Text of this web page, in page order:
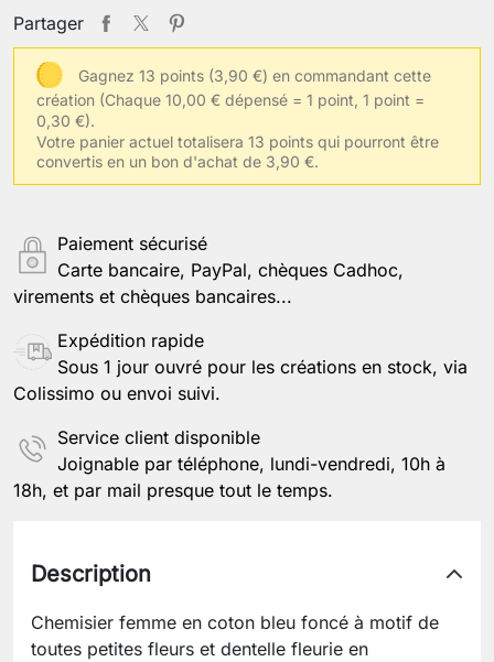
Votre tour de biceps contracté
Votre taille de vêtements habituelle
Enregistrer la personnalisation
Partager
Gagnez 13 points (3,90 €) en commandant cette
création (Chaque 10,00 € dépensé = 1 point, 1 point =
0,30 €).
Votre panier actuel totalisera 13 points qui pourront être
convertis en un bon d'achat de 3,90 €.
Paiement sécurisé
Carte bancaire, PayPal, chèques Cadhoc,
virements et chèques bancaires...
Expédition rapide
Sous 1 jour ouvré pour les créations en stock, via
Colissimo ou envoi suivi.
Service client disponible
Joignable par téléphone, lundi-vendredi, 10h à
18h, et par mail presque tout le temps.
Description
Chemisier femme en coton bleu foncé à motif de
toutes petites fleurs et dentelle fleurie en